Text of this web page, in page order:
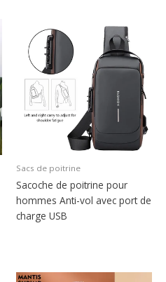
Sacs de poitrine
Sacoche de poitrine pour
hommes Anti-vol avec port de
charge USB